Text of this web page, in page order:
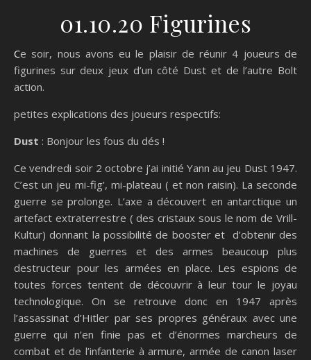
01.10.20 Figurines
Ce soir, nous avons eu le plaisir de réunir 4 joueurs de
figurines sur deux jeux d’un côté Dust et de l’autre Bolt
action.
petites explications des joueurs respectifs:
Dust : Bonjour les fous du dés !
Ce vendredi soir 2 octobre j’ai initié Yann au jeu Dust 1947.
C’est un jeu mi-fig’, mi-plateau ( et non raisin). La seconde
guerre se prolonge. L’axe a découvert en antarctique un
artefact extraterrestre ( des cristaux sous le nom de Vrill-
Kultur) donnant la possibilité de booster et d’obtenir des
machines de guerres et des armes beaucoup plus
destructeur pour les armées en place. Les espions de
toutes forces tentent de découvrir à leur tour le joyau
technologique. On se retrouve donc en 1947 après
l’assassinat d’Hitler par ses propres généraux avec une
guerre qui n’en finie pas et d’énormes marcheurs de
combat et de l’infanterie à armure, armée de canon laser